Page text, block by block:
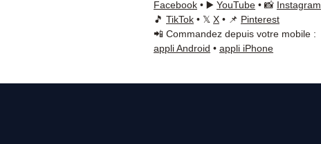
Facebook • ▶️ YouTube • 📸 Instagram
🎵 TikTok • 𝕏 X • 📌 Pinterest
📲 Commandez depuis votre mobile :
appli Android • appli iPhone